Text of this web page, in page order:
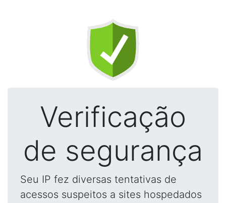
Verificação
de segurança
Seu IP fez diversas tentativas de
acessos suspeitos a sites hospedados